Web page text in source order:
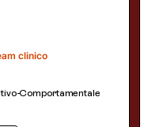
clinico
Comportamentale